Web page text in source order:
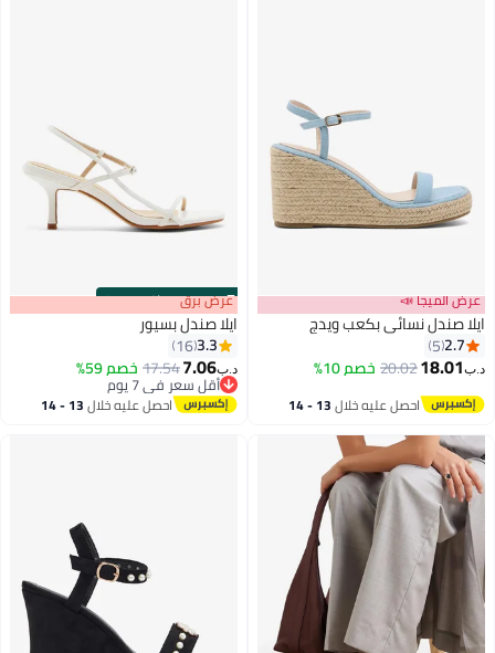
3
عرض الميجا 📣
ايلا صندل نسائي بكعب ويدج
2.7
5
د.ب‏18.01
20.02خصم 10%
احصل عليه خلال 13 - 14
اغسطس
00m:00s
·باقي 100% عرض برق
ايلا صندل بسيور
3.3
16
د.ب‏7.06
17.54خصم 59%
أقل سعر في 7 يوم
أقل سعر في 7 يوماحصل عليه خلال 13 - 14
اغسطس